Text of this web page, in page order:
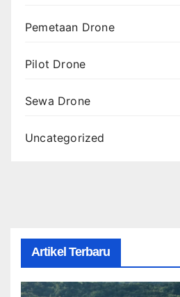
Pemetaan Drone
Pilot Drone
Sewa Drone
Uncategorized
Artikel Terbaru